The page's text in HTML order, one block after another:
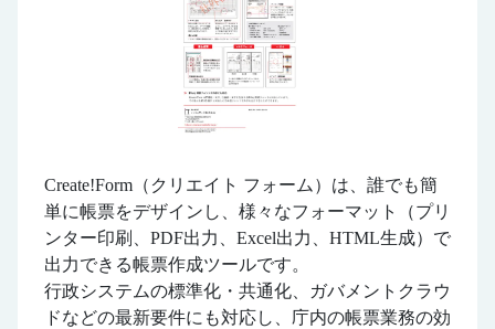
Create!Form（クリエイト フォーム）は、誰でも簡
単に帳票をデザインし、様々なフォーマット（プリ
ンター印刷、PDF出力、Excel出力、HTML生成）で
出力できる帳票作成ツールです。
行政システムの標準化・共通化、ガバメントクラウ
ドなどの最新要件にも対応し、庁内の帳票業務の効